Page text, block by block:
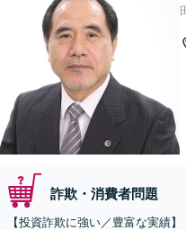
詐欺・消費者問題
【投資詐欺に強い／豊富な実績